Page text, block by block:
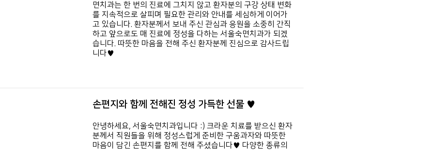
면치과는 한 번의 진료에 그치지 않고 환자분의 구강 상태 변화
를 지속적으로 살피며 필요한 관리와 안내를 세심하게 이어가
고 있습니다. 환자분께서 보내 주신 관심과 응원을 소중히 간직
하고 앞으로도 매 진료에 정성을 다하는 서울숙면치과가 되겠
습니다. 따뜻한 마음을 전해 주신 환자분께 진심으로 감사드립
니다♥
손편지와 함께 전해진 정성 가득한 선물 ♥
안녕하세요, 서울숙면치과입니다 :) 크라운 치료를 받으신 환자
분께서 직원들을 위해 정성스럽게 준비한 구움과자와 따뜻한
마음이 담긴 손편지를 함께 전해 주셨습니다♥ 다양한 종류의